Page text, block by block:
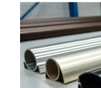
будівництво,
машинобудування,
меблеве
виробництво